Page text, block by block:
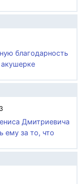
благодарность
Дмитриевича
ему за то, что